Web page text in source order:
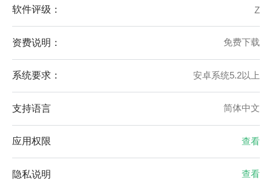
软件评级： Z
资费说明： 免费下载
系统要求： 安卓系统5.2以上
支持语言 简体中文
应用权限 查看
隐私说明 查看